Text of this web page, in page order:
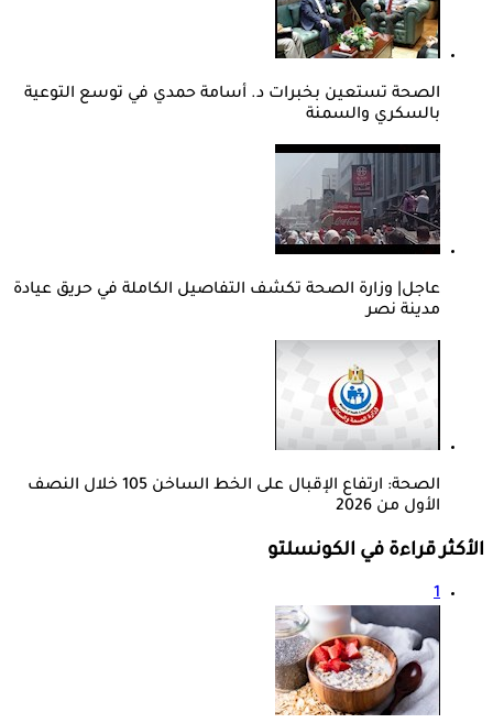
الصحة تستعين بخبرات د. أسامة حمدي في توسع التوعية
بالسكري والسمنة
عاجل| وزارة الصحة تكشف التفاصيل الكاملة في حريق عيادة
مدينة نصر
الصحة: ارتفاع الإقبال على الخط الساخن 105 خلال النصف
الأول من 2026
الأكثر قراءة في الكونسلتو
1